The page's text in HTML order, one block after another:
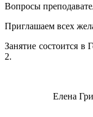
Вопросы
Приглашаем всех
Занятие состоится в
2.
Елена